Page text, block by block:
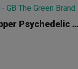
Accendino Clipper Psychedelic Art 1